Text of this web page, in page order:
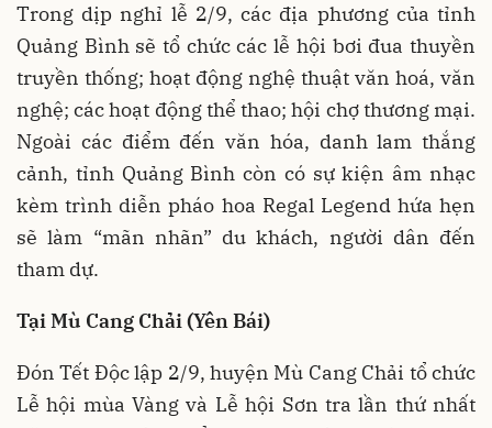
Trong dịp nghỉ lễ 2/9, các địa phương của tỉnh
Quảng Bình sẽ tổ chức các lễ hội bơi đua thuyền
truyền thống; hoạt động nghệ thuật văn hoá, văn
nghệ; các hoạt động thể thao; hội chợ thương mại.
Ngoài các điểm đến văn hóa, danh lam thắng
cảnh, tỉnh Quảng Bình còn có sự kiện âm nhạc
kèm trình diễn pháo hoa Regal Legend hứa hẹn
sẽ làm “mãn nhãn” du khách, người dân đến
tham dự.
Tại Mù Cang Chải (Yên Bái)
Đón Tết Độc lập 2/9, huyện Mù Cang Chải tổ chức
Lễ hội mùa Vàng và Lễ hội Sơn tra lần thứ nhất